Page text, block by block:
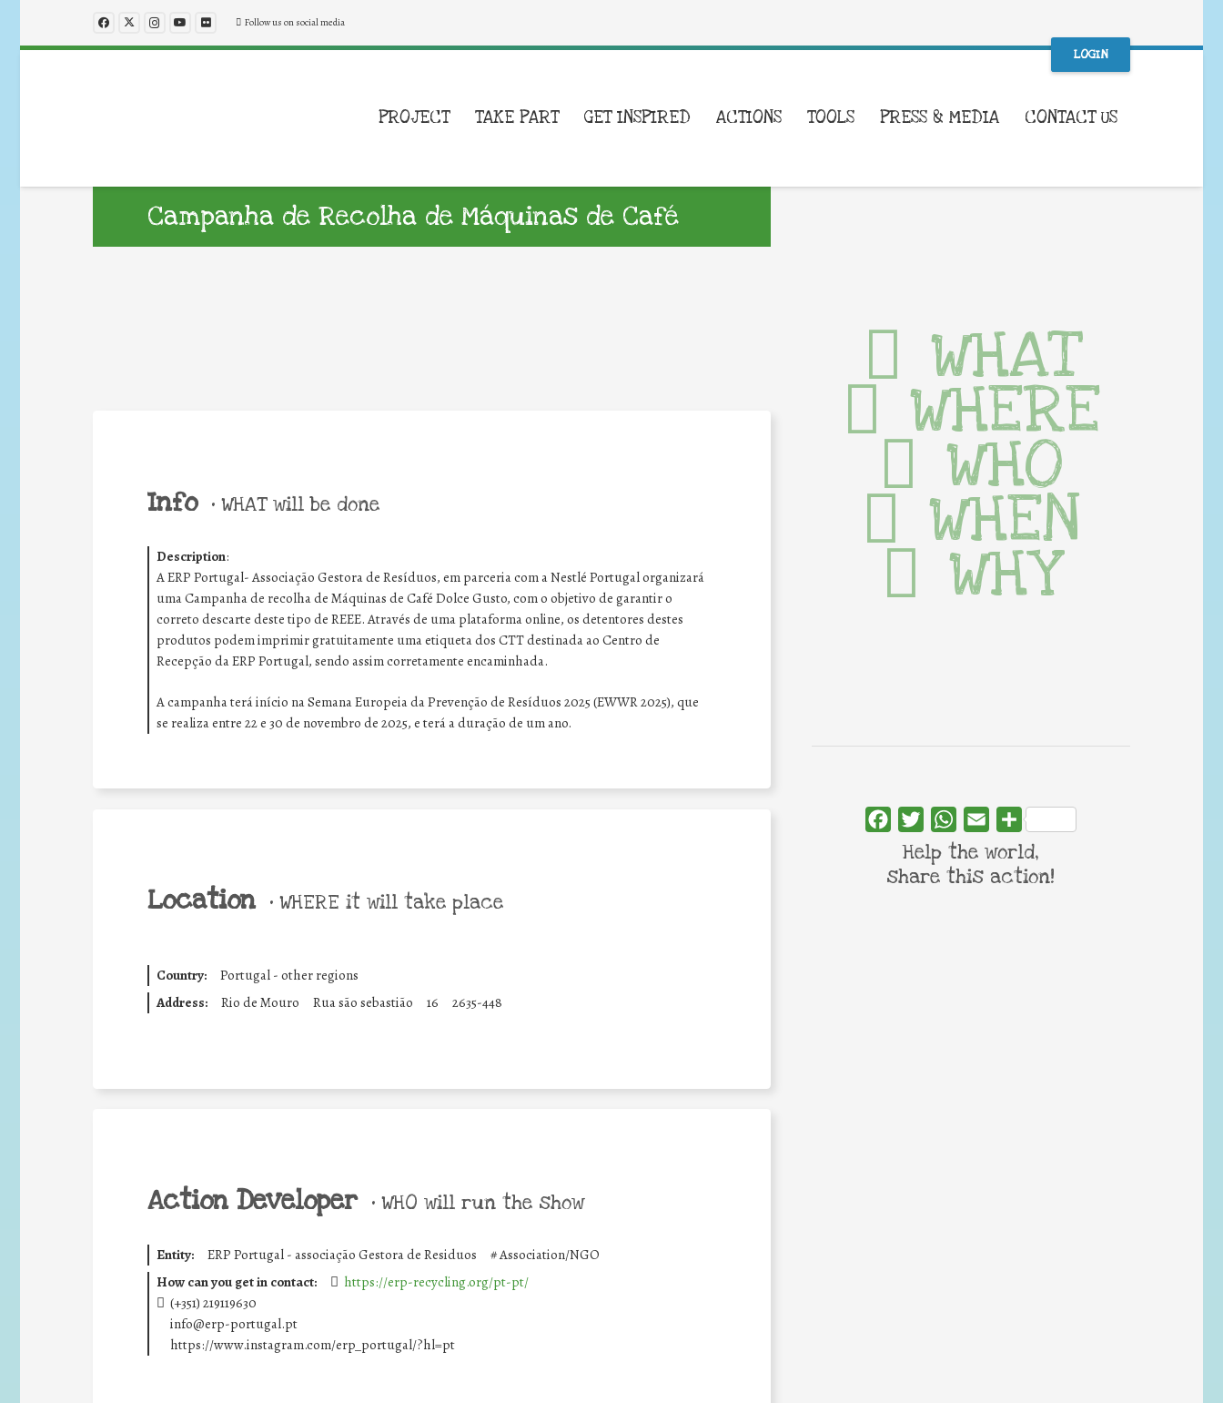
Follow us on social media
LOGIN
PROJECT TAKE PART GET INSPIRED ACTIONS TOOLS PRESS & MEDIA CONTACT US
Campanha de Recolha de Máquinas de Café
Info • WHAT will be done
Description:
A ERP Portugal- Associação Gestora de Resíduos, em parceria com a Nestlé Portugal organizará
uma Campanha de recolha de Máquinas de Café Dolce Gusto, com o objetivo de garantir o
correto descarte deste tipo de REEE. Através de uma plataforma online, os detentores destes
produtos podem imprimir gratuitamente uma etiqueta dos CTT destinada ao Centro de
Recepção da ERP Portugal, sendo assim corretamente encaminhada.
A campanha terá início na Semana Europeia da Prevenção de Resíduos 2025 (EWWR 2025), que
se realiza entre 22 e 30 de novembro de 2025, e terá a duração de um ano.
Location • WHERE it will take place
Country:
Portugal - other regions
Address:
Rio de Mouro Rua são sebastião 16 2635-448
Action Developer • WHO will run the show
Entity: ERP Portugal - associação Gestora de Residuos #Association/NGO
How can you get in contact:
https://erp-recycling.org/pt-pt/
(+351) 219119630
info@erp-portugal.pt
https://www.instagram.com/erp_portugal/?hl=pt
WHAT
WHERE
WHO
WHEN
WHY
FacebookTwitterWhatsApp
Email Share
Help the world,
share this action!